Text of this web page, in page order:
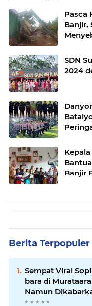
Pasca
Banjir,
SDN
2024
Banjir
Berita Terpopuler
Sempat Viral
bara di
Namun